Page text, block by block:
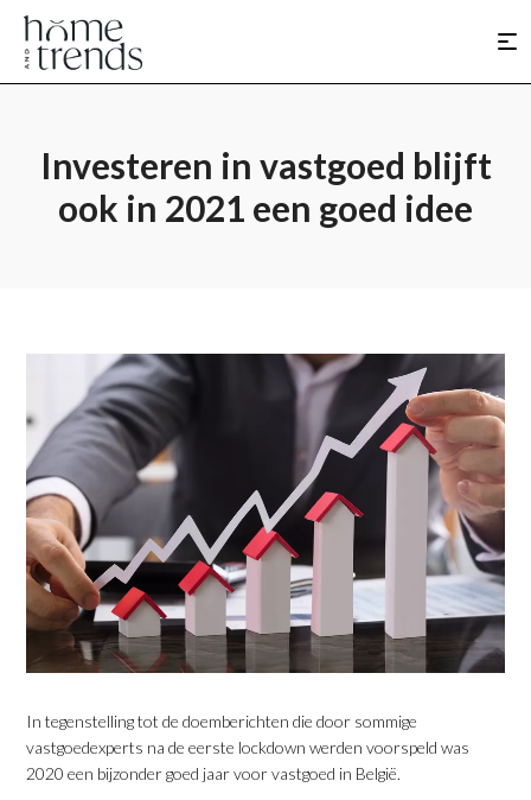
Investeren in vastgoed blijft
ook in 2021 een goed idee
In tegenstelling tot de doemberichten die door sommige
vastgoedexperts na de eerste lockdown werden voorspeld was
2020 een bijzonder goed jaar voor vastgoed in België.